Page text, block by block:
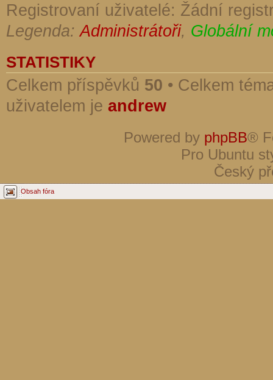
Registrovaní uživatelé: Žádní
Legenda:Administrátoři, Globální
STATISTIKY
Celkem příspěvků 50 • Celkem
uživatelem je andrew
Powered by phpBB®
Pro Ubuntu
Český
Obsah fóra